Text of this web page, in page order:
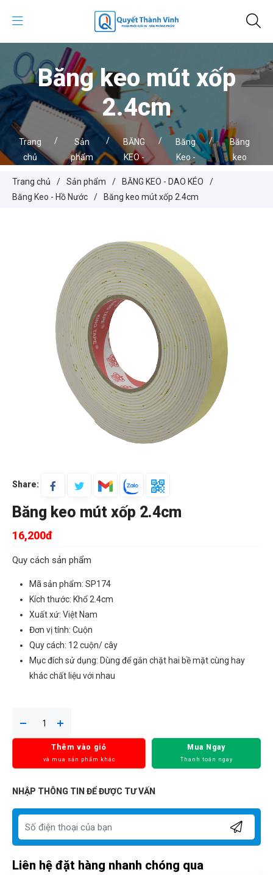
Băng keo mút xốp
2.4cm
Trang
chủ
/
Sản
phẩm
/
BĂNG
KEO -
KÉO
/
Băng
Keo -
Nước
/
Băng
keo
Trang chủ / Sản phẩm / BĂNG KEO - DAO KÉO
/
Băng Keo - Hồ Nước
/ Băng keo mút xốp 2.4cm
Share:
Băng keo mút xốp 2.4cm
16,200đ
Quy cách sản phẩm
Mã sản phẩm: SP174
Kích thước: Khổ 2.4cm
Xuất xứ: Việt Nam
Đơn vị tính: Cuộn
Quy cách: 12 cuộn/ cây
Mục đích sử dụng: Dùng để gắn chặt hai bề mặt cùng hay
khác chất liệu với nhau
Thêm vào giỏ
và mua sản phẩm khác
Mua Ngay
Thanh toán ngay
NHẬP THÔNG TIN ĐỂ ĐƯỢC TƯ VẤN
Liên hệ đặt hàng nhanh chóng qua